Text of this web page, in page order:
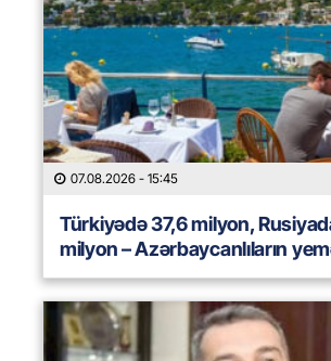
07.08.2026 - 15:45
Türkiyədə 37,6 milyon,
milyon – Azərbaycanlıların